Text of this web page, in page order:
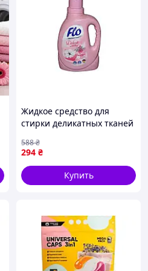
Жидкое средство для
стирки деликатных тканей
защиты цвета и свежести
294 ₴
588₴
Купить